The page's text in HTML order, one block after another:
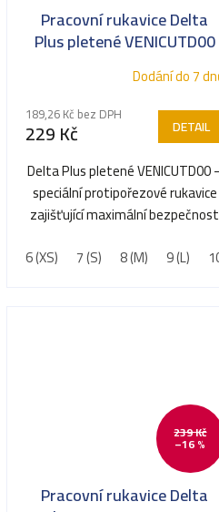
Pracovní rukavice Delta
Plus pletené VENICUTD00
Dodání do 7
189,26 Kč bez DPH
229 Kč DETAIL
Delta Plus pletené VENICUTD00
speciální protipořezové rukavice
zajišťující maximální bezpečnost
6 (XS) 7 (S) 8 (M) 9 (L)
239 Kč
–16 %
Pracovní rukavice Delta